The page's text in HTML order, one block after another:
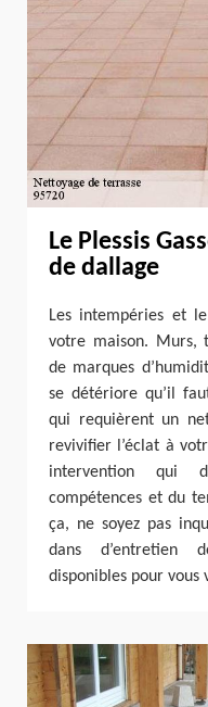
Le Plessis
de dallage
Les intempéries et
votre maison. Murs,
de marques
se détériore qu’il
qui requièrent un
revivifier l’éclat à
intervention qui
compétences et du
ça, ne soyez pas
dans d’entretien
disponibles pour vous